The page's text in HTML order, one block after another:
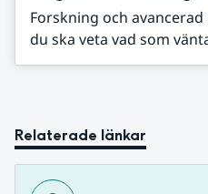
Forskning och
du ska veta vad som
Relaterade länkar